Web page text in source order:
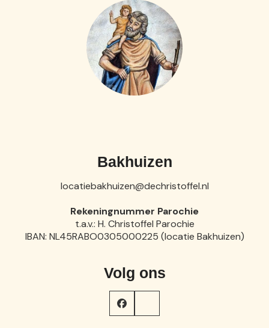
Bakhuizen
locatiebakhuizen@dechristoffel.nl
Rekeningnummer Parochie
t.a.v.: H. Christoffel Parochie
IBAN: NL45RABO0305000225 (locatie Bakhuizen)
Volg ons